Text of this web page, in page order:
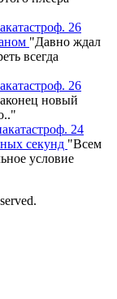
26
"Давно ждал
всегда
26
новый
.."
24
секунд "Всем
условие